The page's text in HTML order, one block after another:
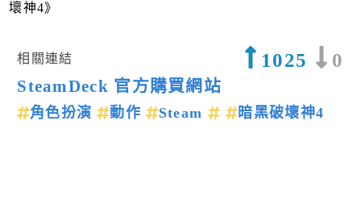
壞神4》
相關連結
SteamDeck 官方購買網站
1025 0
角色扮演 動作 Steam 暗黑破壞神4